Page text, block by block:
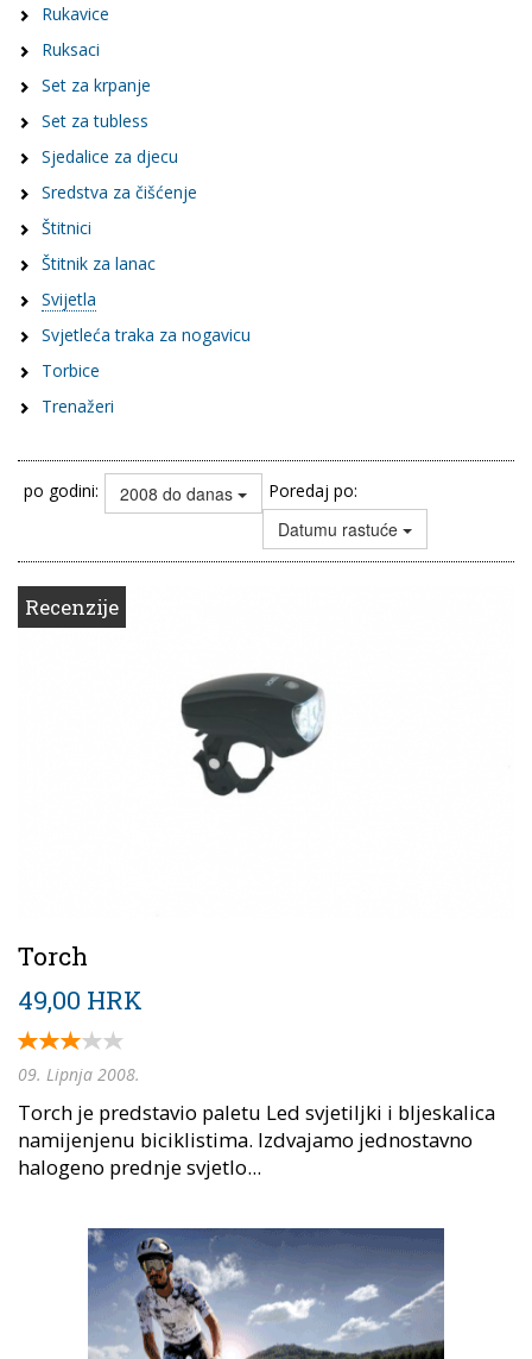
Rukavice
Ruksaci
Set za krpanje
Set za tubless
Sjedalice za djecu
Sredstva za čišćenje
Štitnici
Štitnik za lanac
Svijetla
Svjetleća traka za nogavicu
Torbice
Trenažeri
po godini: 2008 do danas Poredaj po:
Datumu rastuće
Recenzije
Torch
49,00 HRK
09. Lipnja 2008.
Torch je predstavio paletu Led svjetiljki i bljeskalica
namijenjenu biciklistima. Izdvajamo jednostavno
halogeno prednje svjetlo...